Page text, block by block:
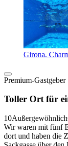
Girona.
Premium-Gastgeber
Toller Ort für
10Außergewöhnlich
Wir waren mit fünf
dort und haben die